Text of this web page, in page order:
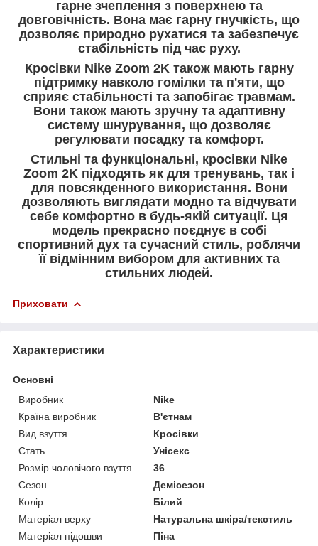
гарне зчеплення з поверхнею та
довговічність. Вона має гарну гнучкість, що
дозволяє природно рухатися та забезпечує
стабільність під час руху.
Кросівки Nike Zoom 2K також мають гарну
підтримку навколо гомілки та п'яти, що
сприяє стабільності та запобігає травмам.
Вони також мають зручну та адаптивну
систему шнурування, що дозволяє
регулювати посадку та комфорт.
Стильні та функціональні, кросівки Nike
Zoom 2K підходять як для тренувань, так і
для повсякденного використання. Вони
дозволяють виглядати модно та відчувати
себе комфортно в будь-якій ситуації. Ця
модель прекрасно поєднує в собі
спортивний дух та сучасний стиль, роблячи
її відмінним вибором для активних та
стильних людей.
Приховати
Характеристики
Основні
Виробник
Nike
Країна виробник
В'єтнам
Вид взуття
Кросівки
Стать
Унісекс
Розмір чоловічого взуття
36
Сезон
Демісезон
Колір
Білий
Матеріал верху
Натуральна шкіра/текстиль
Матеріал підошви
Піна